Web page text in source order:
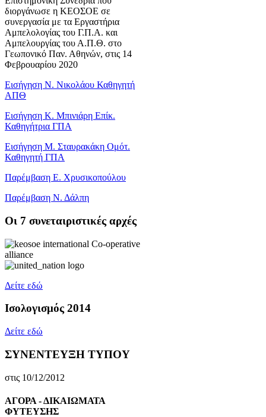
διοργάνωσε η ΚΕΟΣΟΕ σε
συνεργασία με τα Εργαστήρια
Αμπελολογίας του Γ.Π.Α. και
Αμπελουργίας του Α.Π.Θ. στο
Γεωπονικό Παν. Αθηνών, στις 14
Φεβρουαρίου 2020
Εισήγηση Ν. Νικολάου Καθηγητή
ΑΠΘ
Εισήγηση Κ. Μπινιάρη Επίκ.
Καθηγήτρια ΓΠΑ
Εισήγηση Μ. Σταυρακάκη Ομότ.
Καθηγητή ΓΠΑ
Παρέμβαση Ε. Χρυσικοπούλου
Παρέμβαση Ν. Δάλπη
Oι 7 συνεταιριστικές αρχές
Δείτε εδώ
Ισολογισμός 2014
Δείτε εδώ
ΣΥΝΕΝΤΕΥΞΗ ΤΥΠΟΥ
στις 10/12/2012
ΑΓΟΡΑ - ΔΙΚΑΙΩΜΑΤΑ
ΦΥΤΕΥΣΗΣ